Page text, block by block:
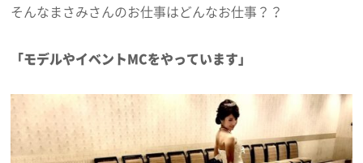
そんなまさみさんのお仕事はどんなお仕事？？
「モデルやイベントMCをやっています」